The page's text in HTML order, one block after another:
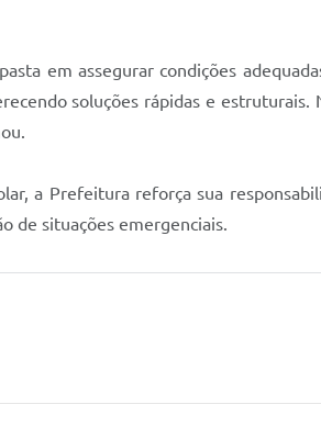
em assegurar condições
soluções rápidas e
a Prefeitura reforça sua
de situações emergenciais.